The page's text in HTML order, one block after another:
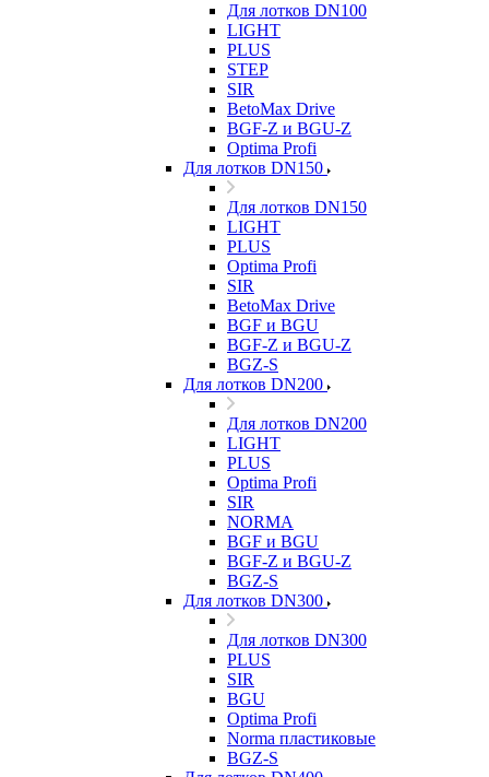
Для лотков DN100
LIGHT
PLUS
STEP
SIR
BetoMax Drive
BGF-Z и BGU-Z
Optima Profi
Для лотков DN150
Для лотков DN150
LIGHT
PLUS
Optima Profi
SIR
BetoMax Drive
BGF и BGU
BGF-Z и BGU-Z
BGZ-S
Для лотков DN200
Для лотков DN200
LIGHT
PLUS
Optima Profi
SIR
NORMA
BGF и BGU
BGF-Z и BGU-Z
BGZ-S
Для лотков DN300
Для лотков DN300
PLUS
SIR
BGU
Optima Profi
Norma пластиковые
BGZ-S